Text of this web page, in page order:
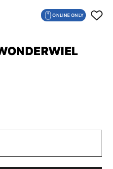
ONLINE ONLY